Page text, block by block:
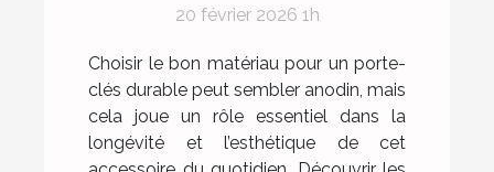
20 février 2026 1h
Choisir le bon matériau pour un porte-
clés durable peut sembler anodin, mais
cela joue un rôle essentiel dans la
longévité et l’esthétique de cet